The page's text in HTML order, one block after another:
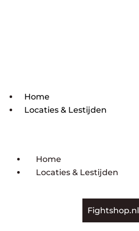
Home
Locaties & Lestijden
Home
Locaties & Lestijden
Fightshop.nl